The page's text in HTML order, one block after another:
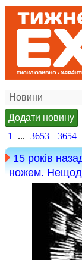
Новини
Додати новину
1
... 3653 3654
15 років
ножем.